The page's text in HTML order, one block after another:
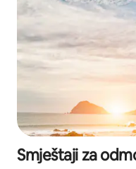
Smještaji za